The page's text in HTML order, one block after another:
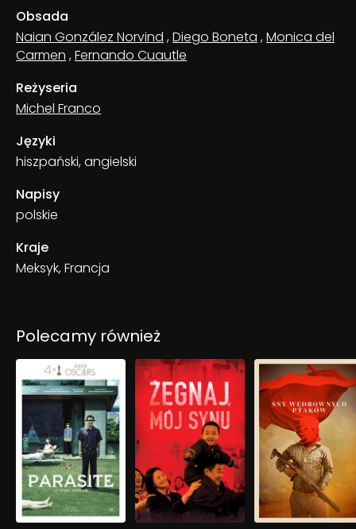
Obsada
Naian González Norvind ,Diego Boneta ,Monica del
Carmen ,Fernando Cuautle
Reżyseria
Michel Franco
Języki
hiszpański, angielski
Napisy
polskie
Kraje
Meksyk, Francja
Polecamy również